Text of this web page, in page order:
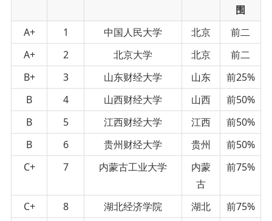
围
A+
1 中国人民大学 北京
前二
A+
2 北京大学 北京
前二
B+
3 山东财经大学 山东
前25%
B
4 山西财经大学 山西
前50%
B
5 江西财经大学 江西
前50%
B
6 贵州财经大学 贵州
前50%
C+
7 内蒙古工业大学
内蒙
古
前75%
C+ 8 湖北经济学院 湖北
前75%